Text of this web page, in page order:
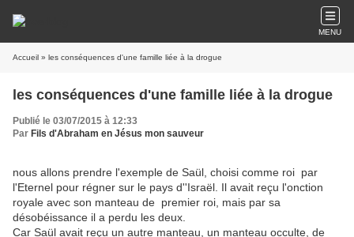
MENU
Accueil » les conséquences d'une famille liée à la drogue
les conséquences d'une famille liée à la drogue
Publié le 03/07/2015 à 12:33
Par Fils d'Abraham en Jésus mon sauveur
nous allons prendre l'exemple de Saül, choisi comme roi par
l'Eternel pour régner sur le pays d''Israël. Il avait reçu l'onction
royale avec son manteau de premier roi, mais par sa
désobéissance il a perdu les deux.
Car Saül avait reçu un autre manteau, un manteau occulte, de